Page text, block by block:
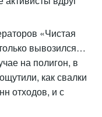
«Чистая
вывозился…
на полигон, в
как свалки
отходов, и с